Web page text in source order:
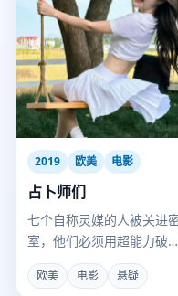
2019 欧美 电影
占卜师们
七个自称灵媒的人被关进
室，他们必须用超能力破获
一宗谋杀案，否则全死。
欧美 电影 悬疑